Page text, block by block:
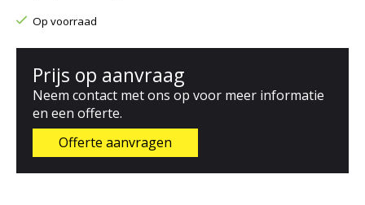
Op voorraad
Prijs op aanvraag
Neem contact met ons op voor meer informatie
en een offerte.
Offerte aanvragen